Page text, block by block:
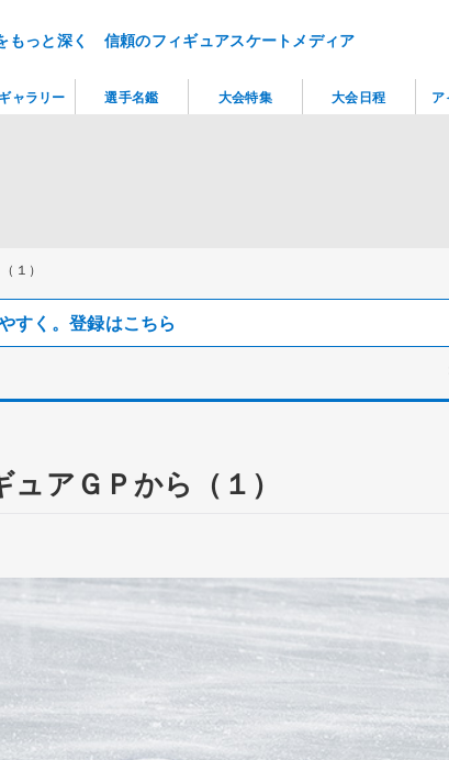
もっと深く 信頼のフィギュアスケートメディア
１）
すく。登録はこちら
アＧＰから（１）
ャラリー 選手名鑑 大会特集 大会日程